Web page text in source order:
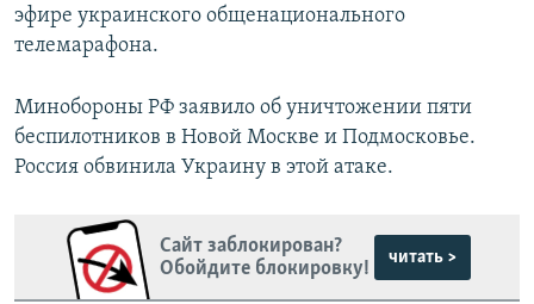
эфире украинского общенационального
телемарафона.
Минобороны РФ заявило об уничтожении пяти
беспилотников в Новой Москве и Подмосковье.
Россия обвинила Украину в этой атаке.
Сайт заблокирован?
Обойдите блокировку!
читать >